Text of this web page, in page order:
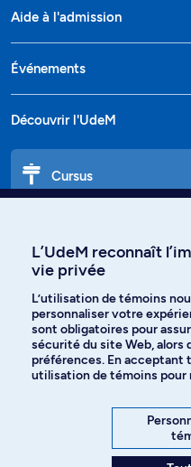
Aide à l'admission
Événements
Découvrir l'UdeM
Cursus
Langues
Facebook
L’UdeM reconnaît
vie privée
L’utilisation de témoins
personnaliser votre
sont obligatoires pour
sécurité du site Web, alors
préférences. En acceptant
utilisation de témoins pour